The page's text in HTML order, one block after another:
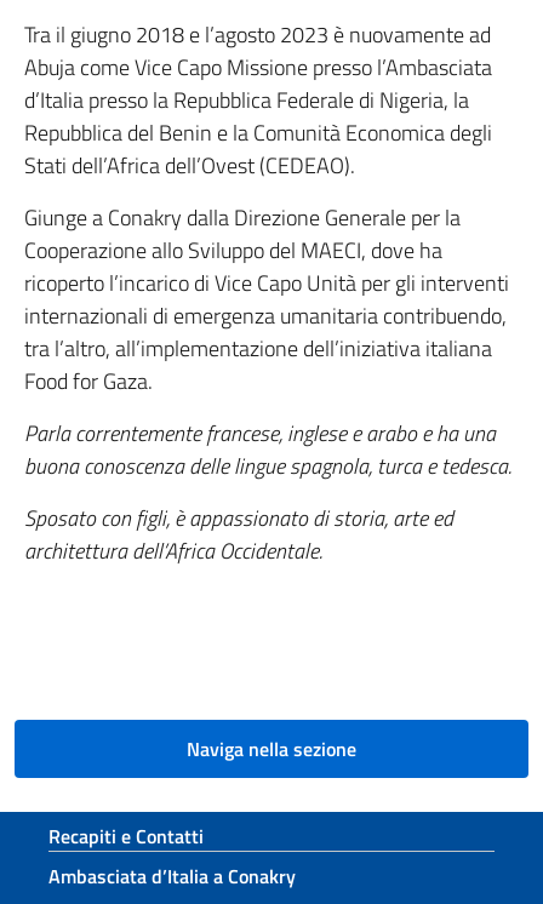
Tra il giugno 2018 e l’agosto 2023 è nuovamente ad
Abuja come Vice Capo Missione presso l’Ambasciata
d’Italia presso la Repubblica Federale di Nigeria, la
Repubblica del Benin e la Comunità Economica degli
Stati dell’Africa dell’Ovest (CEDEAO).
Giunge a Conakry dalla Direzione Generale per la
Cooperazione allo Sviluppo del MAECI, dove ha
ricoperto l’incarico di Vice Capo Unità per gli interventi
internazionali di emergenza umanitaria contribuendo,
tra l’altro, all’implementazione dell’iniziativa italiana
Food for Gaza.
Parla correntemente francese, inglese e arabo e ha una
buona conoscenza delle lingue spagnola, turca e tedesca.
Sposato con figli, è appassionato di storia, arte ed
architettura dell’Africa Occidentale.
Naviga nella sezione
Sezione footer
Recapiti e Contatti
Ambasciata d’Italia a Conakry